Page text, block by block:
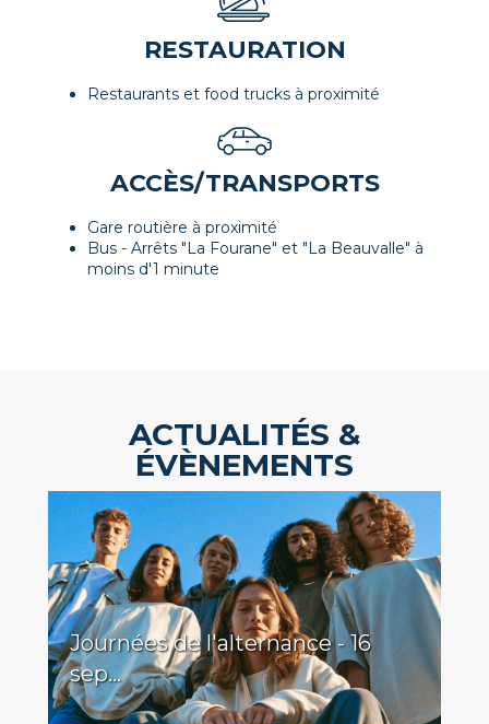
RESTAURATION
Restaurants et food trucks à proximité
ACCÈS/TRANSPORTS
Gare routière à proximité
Bus - Arrêts "La Fourane" et "La Beauvalle" à
moins d'1 minute
ACTUALITÉS &
ÉVÈNEMENTS
Journées de l'alternance - 16
sep...